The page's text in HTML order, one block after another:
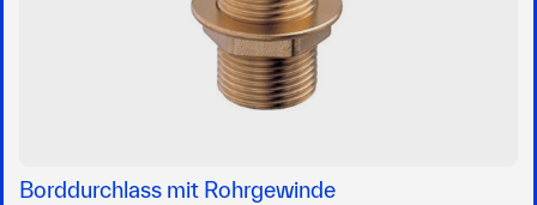
Borddurchlass mit Rohrgewinde